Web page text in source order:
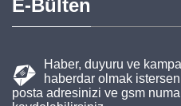
E-Bülten
Haber, duyuru ve
haberdar olmak
posta adresinizi ve gsm